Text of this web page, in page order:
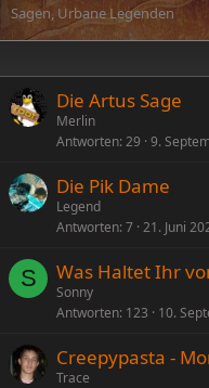
Sagen, Urbane Legenden
Die Artus Sage
Merlin
Antworten 29 9.
Die Pik Dame
Legend
Antworten 7 21. Juni
S Was Haltet Ihr
Sonny
Antworten 123 10.
Creepypasta -
Trace